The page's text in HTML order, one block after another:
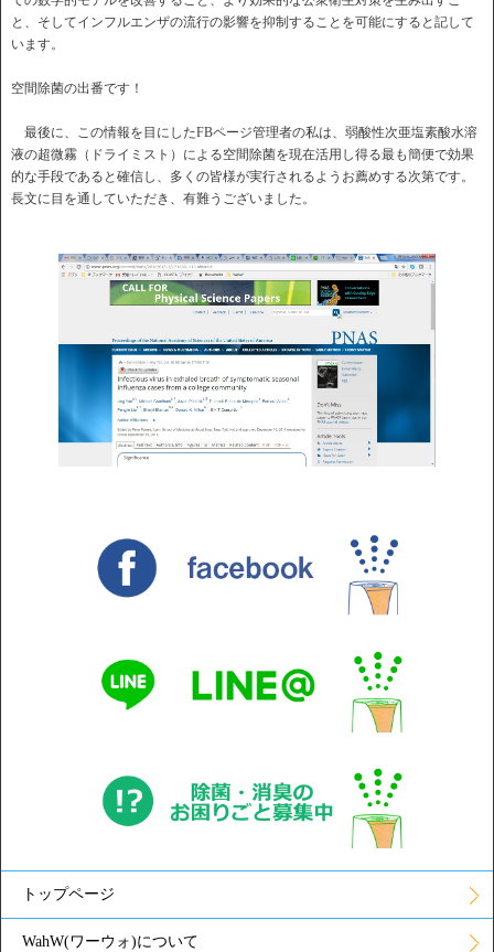
と、そしてインフルエンザの流行の影響を抑制することを可能にすると記して
います。
空間除菌の出番です！
最後に、この情報を目にしたFBページ管理者の私は、弱酸性次亜塩素酸水溶
液の超微霧（ドライミスト）による空間除菌を現在活用し得る最も簡便で効果
的な手段であると確信し、多くの皆様が実行されるようお薦めする次第です。
長文に目を通していただき、有難うございました。
トップページ
WahW(ワーウォ)について